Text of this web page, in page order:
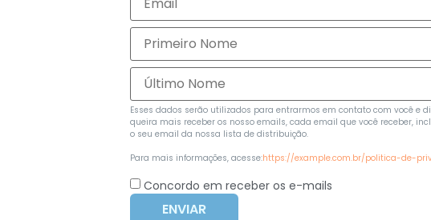
Esses dados serão utilizados para entrarmos em contato com você e
queira mais receber os nosso emails, cada email que você receber,
o seu email da nossa lista de distribuição.
Para mais informações, acesse:https://example.com.br/politica-de-
Concordo em receber os e-mails
ENVIAR